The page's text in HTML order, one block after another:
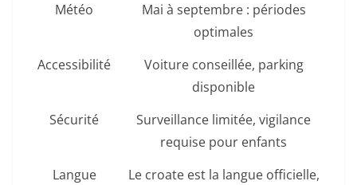
Météo
Mai à septembre : périodes
optimales
Accessibilité
Voiture conseillée, parking
disponible
Sécurité
Surveillance limitée, vigilance
requise pour enfants
Langue
Le croate est la langue officielle,